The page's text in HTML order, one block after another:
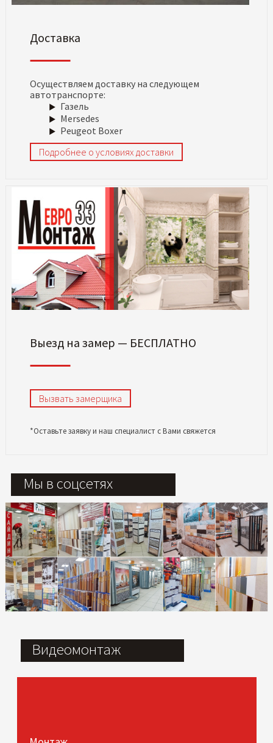
Доставка
Осуществляем доставку на следующем
автотранспорте:
Газель
Mersedes
Peugeot Boxer
Подробнее о условиях доставки
Выезд на замер — БЕСПЛАТНО
Вызвать замерщика
*Оставьте заявку и наш специалист с Вами свяжется
Мы в соцсетях
Видеомонтаж